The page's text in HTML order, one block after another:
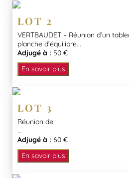
LOT 2
VERTBAUDET – Réunion d’un
planche d’équilibre...
Adjugé à : 50 €
En savoir plus
LOT 3
Réunion de :
...
Adjugé à : 60 €
En savoir plus